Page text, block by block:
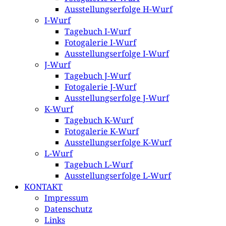
Ausstellungserfolge H-Wurf
I-Wurf
Tagebuch I-Wurf
Fotogalerie I-Wurf
Ausstellungserfolge I-Wurf
J-Wurf
Tagebuch J-Wurf
Fotogalerie J-Wurf
Ausstellungserfolge J-Wurf
K-Wurf
Tagebuch K-Wurf
Fotogalerie K-Wurf
Ausstellungserfolge K-Wurf
L-Wurf
Tagebuch L-Wurf
Ausstellungserfolge L-Wurf
KONTAKT
Impressum
Datenschutz
Links